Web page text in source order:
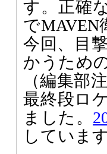
す。正確
でMAVEN
今回、目
かうため
（編集部
最終段ロ
ました。
しています